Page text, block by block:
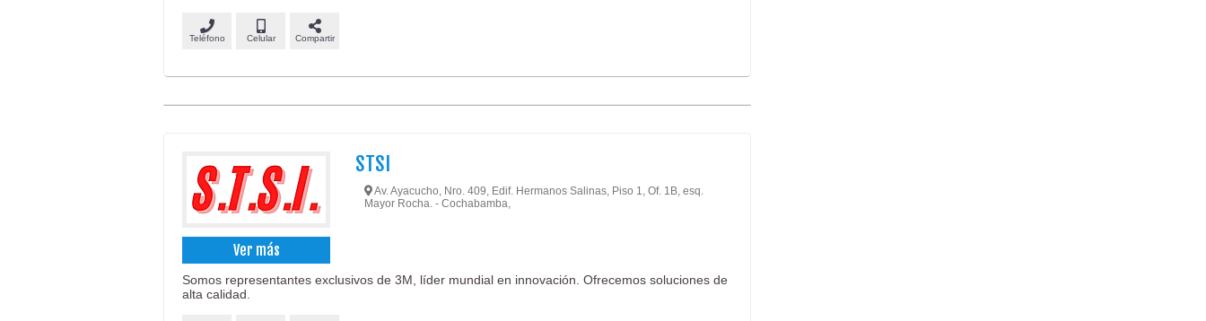
Teléfono Celular Compartir
Ver más
STSI
Av. Ayacucho, Nro. 409, Edif. Hermanos Salinas, Piso 1, Of. 1B, esq.
Mayor Rocha. - Cochabamba,
Somos representantes exclusivos de 3M, líder mundial en innovación. Ofrecemos soluciones de
alta calidad.